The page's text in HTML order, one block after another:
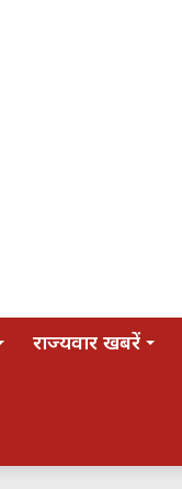
राज्यवार खबरें